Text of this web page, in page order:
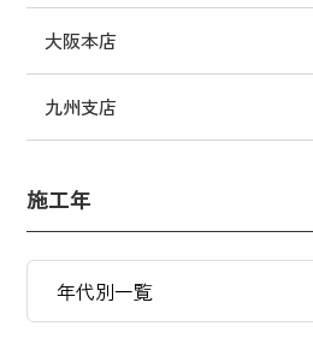
大阪本店
九州支店
施工年